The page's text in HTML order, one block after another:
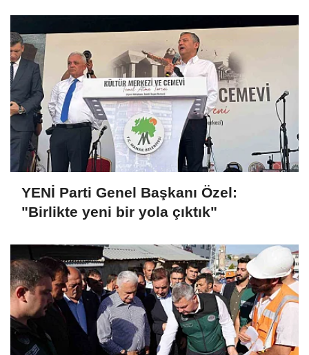
YENİ Parti Genel Başkanı Özel:
"Birlikte yeni bir yola çıktık"